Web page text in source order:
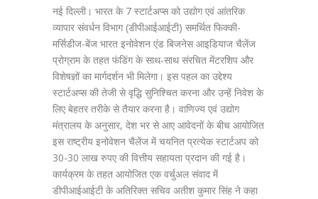
नई दिल्ली। भारत के 7 स्टार्टअप्स को उद्योग एवं आंतरिक
व्यापार संवर्धन विभाग (डीपीआईआईटी) समर्थित फिक्की-
मर्सिडीज-बेंज भारत इनोवेशन एंड बिजनेस आइडियाज चैलेंज
प्रोग्राम के तहत फंडिंग के साथ-साथ संरचित मेंटरशिप और
विशेषज्ञों का मार्गदर्शन भी मिलेगा। इस पहल का उद्देश्य
स्टार्टअप्स की तेजी से वृद्धि सुनिश्चित करना और उन्हें निवेश के
लिए बेहतर तरीके से तैयार करना है। वाणिज्य एवं उद्योग
मंत्रालय के अनुसार, देश भर से आए आवेदनों के बीच आयोजित
इस राष्ट्रीय इनोवेशन चैलेंज में चयनित प्रत्येक स्टार्टअप को
30-30 लाख रुपए की वित्तीय सहायता प्रदान की गई है।
कार्यक्रम के तहत आयोजित एक वर्चुअल संवाद में
डीपीआईआईटी के अतिरिक्त सचिव अतीश कुमार सिंह ने कहा